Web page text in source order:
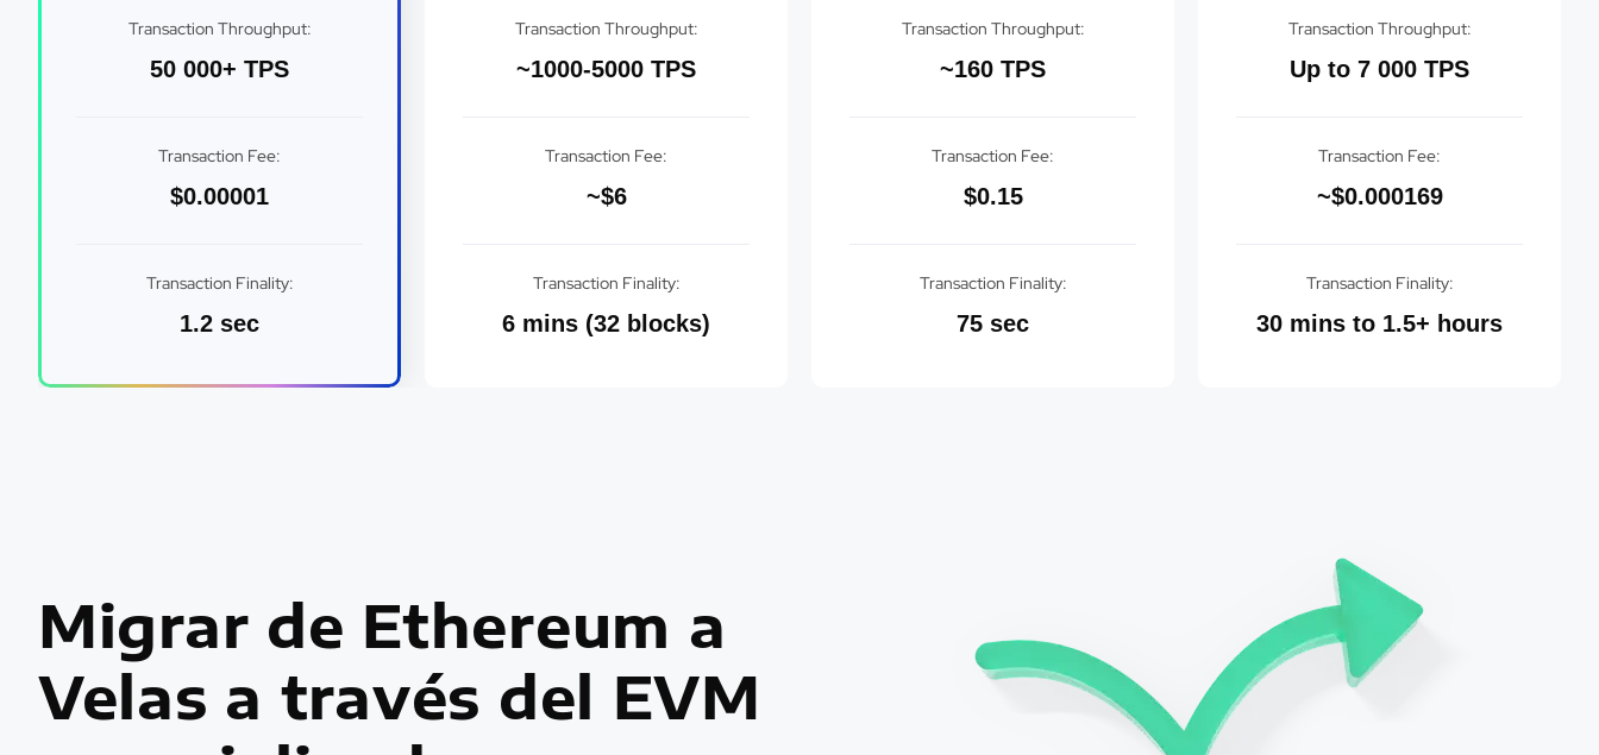
Transaction Throughput:
50 000+ TPS
Transaction Fee:
$0.00001
Transaction Finality:
1.2 sec
Transaction Throughput:
~1000-5000 TPS
Transaction Fee:
~$6
Transaction Finality:
6 mins (32 blocks)
Transaction Throughput:
~160 TPS
Transaction Fee:
$0.15
Transaction Finality:
75 sec
Transaction Throughput:
Up to 7 000 TPS
Transaction Fee:
~$0.000169
Transaction Finality:
30 mins to 1.5+ hours
Migrar de Ethereum a
Velas a través del EVM